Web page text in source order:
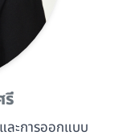
รี
ละการออกแบบ